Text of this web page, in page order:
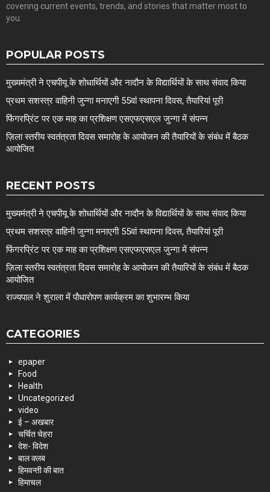
covering current events, trends, and stories that matter most to
you.
POPULAR POSTS
मुख्यमंत्री ने एचपीयू के शोधार्थियों और नादौन के विद्यार्थियों के साथ संवाद किया
प्रथम सशस्त्र वाहिनी जुन्गा मनाएगी 55वां स्थापना दिवस, तैयारियां पूरी
फिंगरप्रिंट पर एक माह का प्रशिक्षण एसएफएसएल जुन्गा में संपन्न
ज़िला स्तरीय स्वतंत्रता दिवस समारोह के आयोजन की तैयारियों के संबंध में बैठक
आयोजित
RECENT POSTS
मुख्यमंत्री ने एचपीयू के शोधार्थियों और नादौन के विद्यार्थियों के साथ संवाद किया
प्रथम सशस्त्र वाहिनी जुन्गा मनाएगी 55वां स्थापना दिवस, तैयारियां पूरी
फिंगरप्रिंट पर एक माह का प्रशिक्षण एसएफएसएल जुन्गा में संपन्न
ज़िला स्तरीय स्वतंत्रता दिवस समारोह के आयोजन की तैयारियों के संबंध में बैठक
आयोजित
राज्यपाल ने शुराला में पौधारोपण कार्यक्रम का शुभारम्भ किया
CATEGORIES
epaper
Food
Health
Uncategorized
video
ई – अखबार
चर्चित चेहरा
देश- विदेश
बाल क्लब
हिमवन्ती की बात
हिमाचल